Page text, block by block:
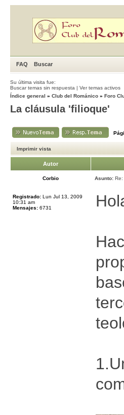
FAQ Buscar
Su última visita fue:
Buscar temas sin respuesta | Ver temas activos
Índice general » Club del Románico » Foro
La cláusula 'filioque'
Imprimir vista
Autor
Corbio Asunto: Re:
Registrado: Lun Jul 13, 2009
10:31 am
Mensajes: 6731